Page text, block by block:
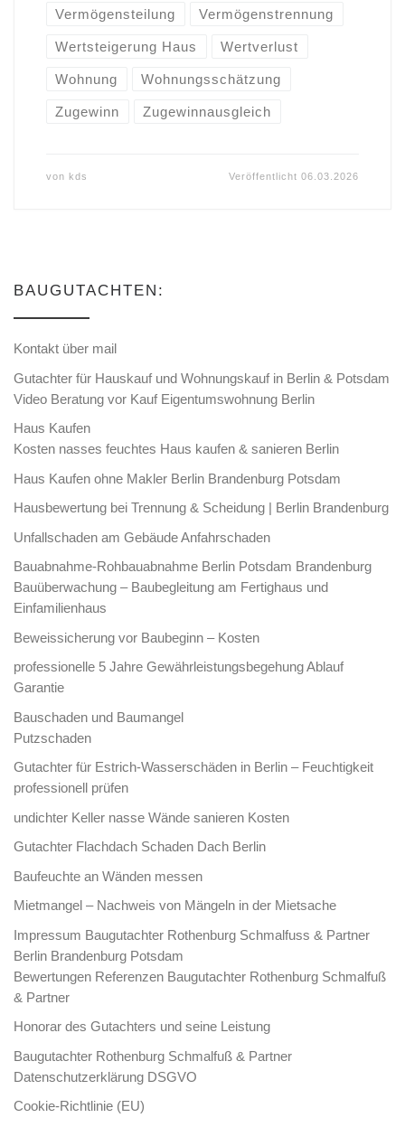
Vermögensteilung Vermögenstrennung
Wertsteigerung Haus Wertverlust
Wohnung Wohnungsschätzung
Zugewinn Zugewinnausgleich
von kds Veröffentlicht06.03.2026
BAUGUTACHTEN:
Kontakt über mail
Gutachter für Hauskauf und Wohnungskauf in Berlin & Potsdam
Video Beratung vor Kauf Eigentumswohnung Berlin
Haus Kaufen
Kosten nasses feuchtes Haus kaufen & sanieren Berlin
Haus Kaufen ohne Makler Berlin Brandenburg Potsdam
Hausbewertung bei Trennung & Scheidung | Berlin Brandenburg
Unfallschaden am Gebäude Anfahrschaden
Bauabnahme-Rohbauabnahme Berlin Potsdam Brandenburg
Bauüberwachung – Baubegleitung am Fertighaus und
Einfamilienhaus
Beweissicherung vor Baubeginn – Kosten
professionelle 5 Jahre Gewährleistungsbegehung Ablauf
Garantie
Bauschaden und Baumangel
Putzschaden
Gutachter für Estrich-Wasserschäden in Berlin – Feuchtigkeit
professionell prüfen
undichter Keller nasse Wände sanieren Kosten
Gutachter Flachdach Schaden Dach Berlin
Baufeuchte an Wänden messen
Mietmangel – Nachweis von Mängeln in der Mietsache
Impressum Baugutachter Rothenburg Schmalfuss & Partner
Berlin Brandenburg Potsdam
Bewertungen Referenzen Baugutachter Rothenburg Schmalfuß
& Partner
Honorar des Gutachters und seine Leistung
Baugutachter Rothenburg Schmalfuß & Partner
Datenschutzerklärung DSGVO
Cookie-Richtlinie (EU)